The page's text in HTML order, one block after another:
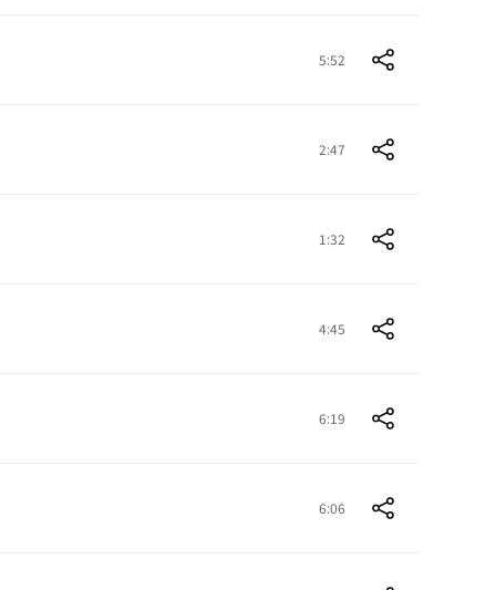
5:52
2:47
1:32
4:45
6:19
6:06